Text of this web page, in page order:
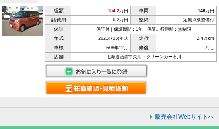
総額 154.2万円 車両 148万円
諸費用 6.2万円 整備 定期点検整備付
保証 保証付｜保証期間：1年｜保証走行距離：無制限
年式 2021(R03)年式 走行 2.4万km
車検 R08年12月 修復 なし
店舗 北海道函館中央店・クリーンカー石川
販売会社Webサイトへ